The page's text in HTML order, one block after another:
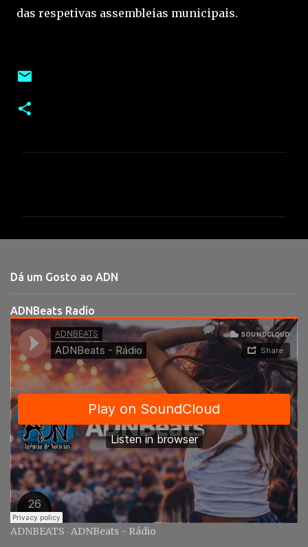
das respetivas assembleias municipais.
t
r
i
s
Dá um Gosto ao ADN
ADNBeats Radio
ADNBEATS · ADNBeats - Rádio